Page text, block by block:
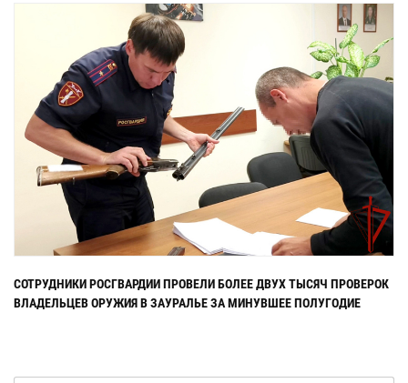
СОТРУДНИКИ РОСГВАРДИИ ПРОВЕЛИ БОЛЕЕ ДВУХ ТЫСЯЧ ПРОВЕРОК
ВЛАДЕЛЬЦЕВ ОРУЖИЯ В ЗАУРАЛЬЕ ЗА МИНУВШЕЕ ПОЛУГОДИЕ